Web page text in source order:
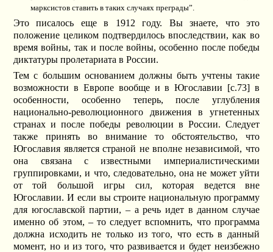
марксистов ставить в таких случаях преграды”.
Это писалось еще в 1912 году. Вы знаете, что это
положение целиком подтвердилось впоследствии, как во
время войны, так и после войны, особенно после победы
диктатуры пролетариата в России.
Тем с большим основанием должны быть учтены такие
возможности в Европе вообще и в Югославии [c.73] в
особенности, особенно теперь, после углубления
национально-революционного движения в угнетенных
странах и после победы революции в России. Следует
также принять во внимание то обстоятельство, что
Югославия является страной не вполне независимой, что
она связана с известными империалистическими
группировками, и что, следовательно, она не может уйти
от той большой игры сил, которая ведется вне
Югославии. И если вы строите национальную программу
для югославской партии, – а речь идет в данном случае
именно об этом, – то следует вспомнить, что программа
должна исходить не только из того, что есть в данный
момент, но и из того, что развивается и будет неизбежно